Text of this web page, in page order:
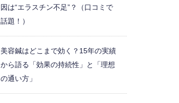
因は“エラスチン不足”？（口コミで
話題！）
美容鍼はどこまで効く？15年の実績
から語る「効果の持続性」と「理想
の通い方」